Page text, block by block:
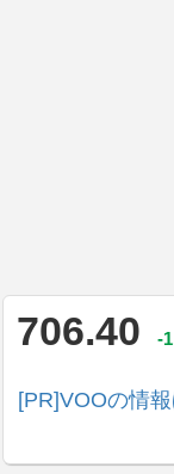
706.40 -
[PR]VOOの情